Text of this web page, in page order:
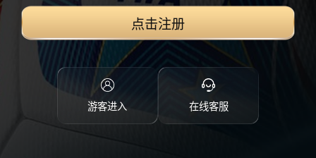
点击注册
游客进入 在线客服